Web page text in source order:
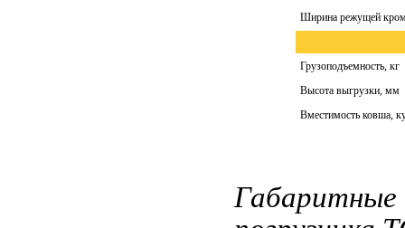
Ширина режущей
Грузоподъемность, кг
Высота выгрузки, мм
Вместимость ковша,